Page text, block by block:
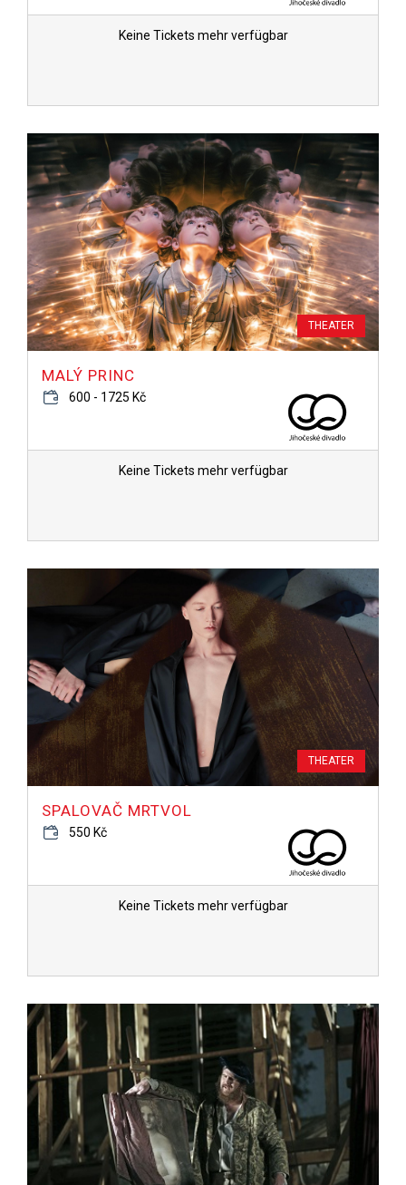
Keine Tickets mehr verfügbar
THEATER
MALÝ PRINC
600 - 1725 Kč
Keine Tickets mehr verfügbar
THEATER
SPALOVAČ MRTVOL
550 Kč
Keine Tickets mehr verfügbar